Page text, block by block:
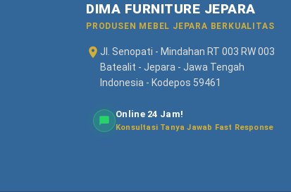
DIMA FURNITURE JEPARA
PRODUSEN MEBEL JEPARA BERKUALITAS
Jl. Senopati - Mindahan RT 003 RW 003
Batealit - Jepara - Jawa Tengah
Indonesia - Kodepos 59461
Online 24 Jam!
Konsultasi Tanya Jawab Fast Response